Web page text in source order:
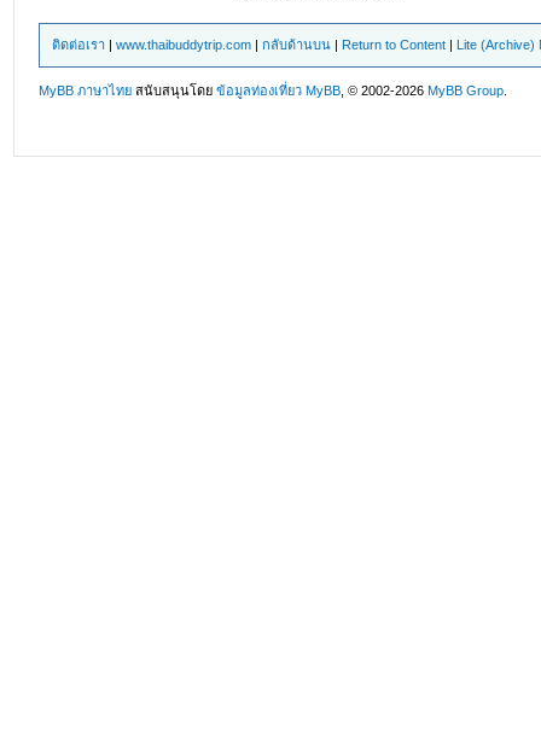
ติดต่อเรา |www.thaibuddytrip.com |กลับด้านบน | Return to Content | Lite (Archive)
MyBB ภาษาไทย สนับสนุนโดยข้อมูลท่องเที่ยว MyBB , © 2002-2026MyBB Group